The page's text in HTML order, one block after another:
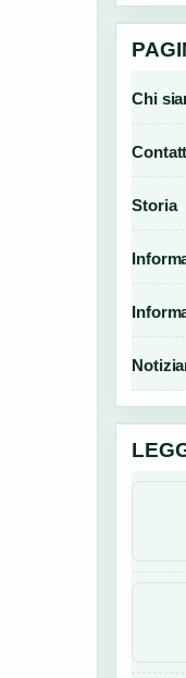
Chi
Storia